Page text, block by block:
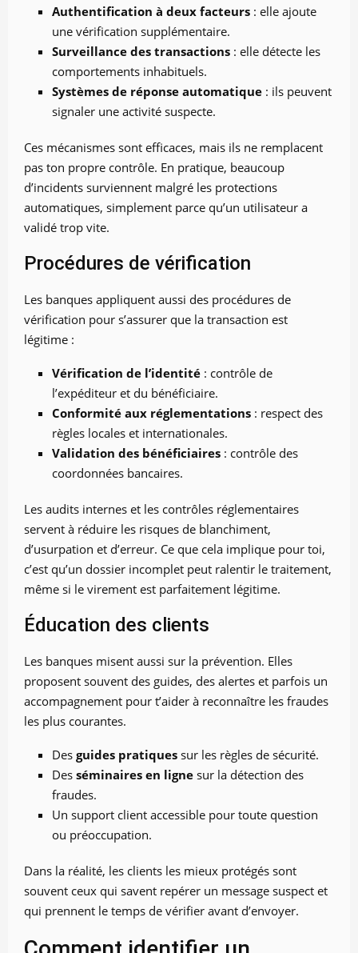
Authentification à deux facteurs : elle ajoute
une vérification supplémentaire.
Surveillance des transactions : elle détecte les
comportements inhabituels.
Systèmes de réponse automatique : ils peuvent
signaler une activité suspecte.
Ces mécanismes sont efficaces, mais ils ne remplacent
pas ton propre contrôle. En pratique, beaucoup
d’incidents surviennent malgré les protections
automatiques, simplement parce qu’un utilisateur a
validé trop vite.
Procédures de vérification
Les banques appliquent aussi des procédures de
vérification pour s’assurer que la transaction est
légitime :
Vérification de l’identité : contrôle de
l’expéditeur et du bénéficiaire.
Conformité aux réglementations : respect des
règles locales et internationales.
Validation des bénéficiaires : contrôle des
coordonnées bancaires.
Les audits internes et les contrôles réglementaires
servent à réduire les risques de blanchiment,
d’usurpation et d’erreur. Ce que cela implique pour toi,
c’est qu’un dossier incomplet peut ralentir le traitement,
même si le virement est parfaitement légitime.
Éducation des clients
Les banques misent aussi sur la prévention. Elles
proposent souvent des guides, des alertes et parfois un
accompagnement pour t’aider à reconnaître les fraudes
les plus courantes.
Des guides pratiques sur les règles de sécurité.
Des séminaires en ligne sur la détection des
fraudes.
Un support client accessible pour toute question
ou préoccupation.
Dans la réalité, les clients les mieux protégés sont
souvent ceux qui savent repérer un message suspect et
qui prennent le temps de vérifier avant d’envoyer.